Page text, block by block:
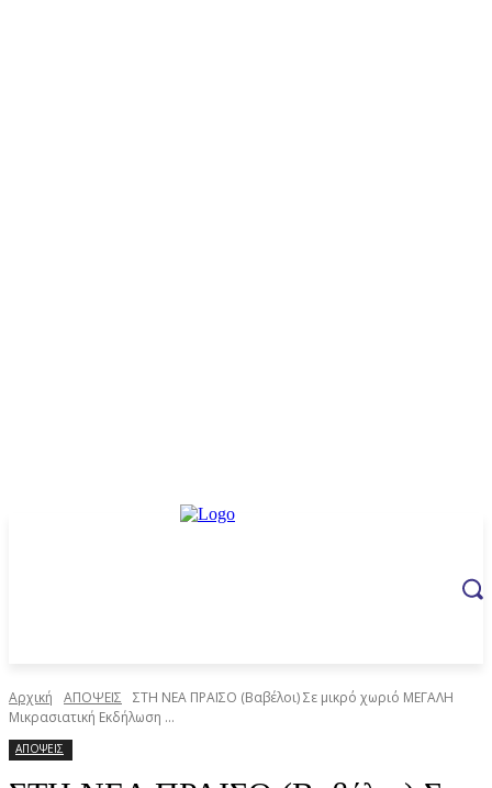
Αρχική ΑΠΟΨΕΙΣ
ΣΤΗ ΝΕΑ ΠΡΑΙΣΟ (Βαβέλοι) Σε μικρό χωριό ΜΕΓΑΛΗ
Μικρασιατική Εκδήλωση ...
ΑΠΟΨΕΙΣ